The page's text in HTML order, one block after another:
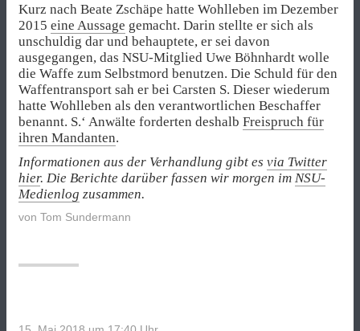
Kurz nach Beate Zschäpe hatte Wohlleben im Dezember
2015 eine Aussage gemacht. Darin stellte er sich als
unschuldig dar und behauptete, er sei davon
ausgegangen, das NSU-Mitglied Uwe Böhnhardt wolle
die Waffe zum Selbstmord benutzen. Die Schuld für den
Waffentransport sah er bei Carsten S. Dieser wiederum
hatte Wohlleben als den verantwortlichen Beschaffer
benannt. S.‘ Anwälte forderten deshalb Freispruch für
ihren Mandanten.
Informationen aus der Verhandlung gibt es via Twitter
hier. Die Berichte darüber fassen wir morgen im NSU-
Medienlog zusammen.
von Tom Sundermann